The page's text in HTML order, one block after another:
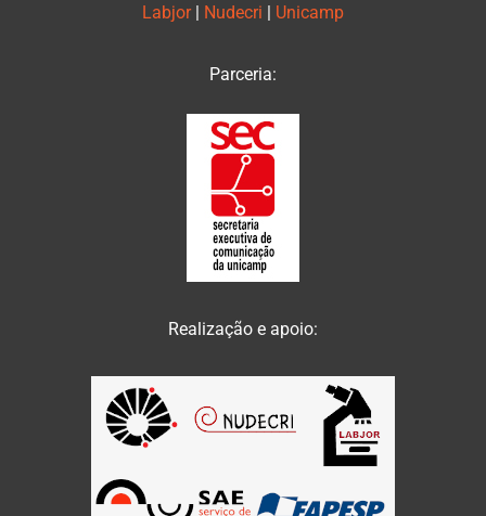
Labjor | Nudecri | Unicamp
Parceria:
Realização e apoio: